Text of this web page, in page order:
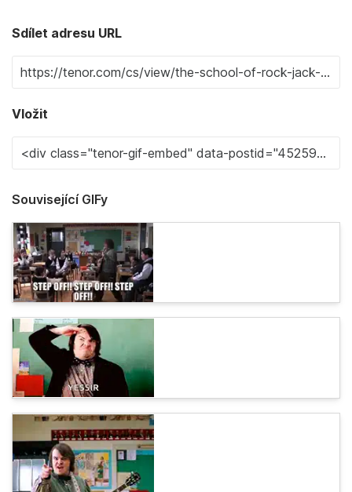
Sdílet adresu URL
Vložit
Související GIFy